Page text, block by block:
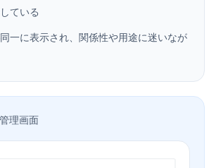
ている
一に表示され、関係性や用途に迷いなが
理画面